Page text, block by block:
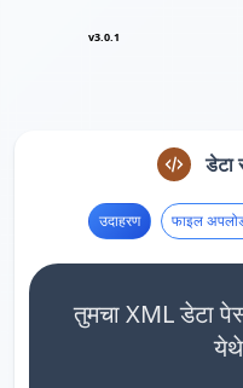
v3.0.1
डेटा
उदाहरण फाइल
तुमचा XML डेटा